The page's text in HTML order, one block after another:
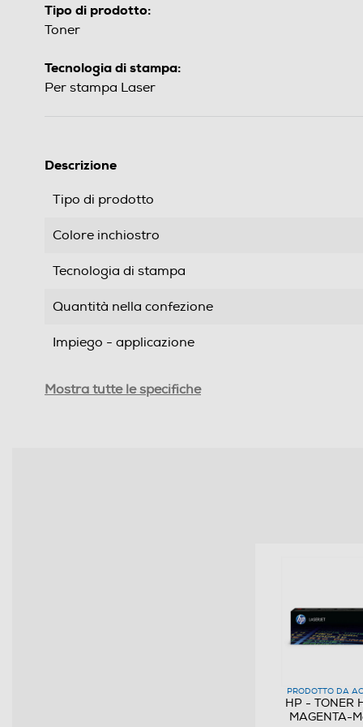
Tipo di prodotto:
Toner
Tecnologia di stampa:
Per stampa Laser
Descrizione
Tipo di prodotto
Colore inchiostro
Tecnologia di stampa
Quantità nella confezione
Impiego - applicazione
Mostra tutte le specifiche
PRODOTTO DA
HP - TONER
MAGENTA-